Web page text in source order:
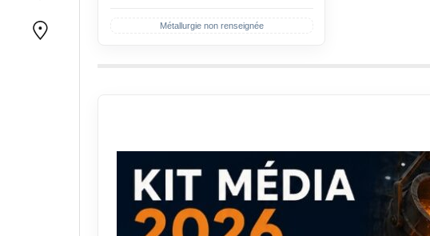
Métallurgie non renseignée